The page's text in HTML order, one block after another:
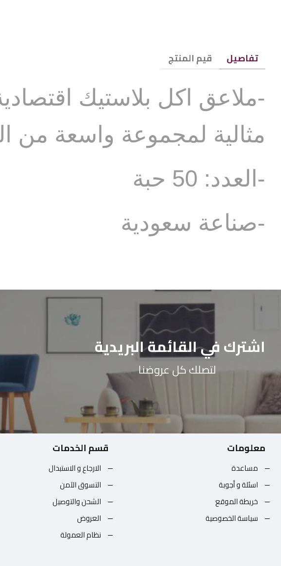
تفاصيل قيم المنتج
-ملاعق اكل بلاستيك
مثالية لمجموعة واسعة من
-العدد: 50 حبة
-صناعة سعودية
اشترك في القائمة البريدية
لتصلك كل عروضنا
معلومات
مساعدة
اسئلة و أجوبة
خريطة الموقع
سياسة الخصوصية
قسم الخدمات
الارجاع و الاستبدال
التسوق الآمن
الشحن والتوصيل
العروض
نظام العمولة